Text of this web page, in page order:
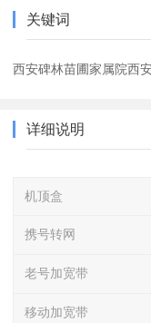
关键词
西安碑林苗圃家属院西
详细说明
机顶盒
携号转网
老号加宽带
移动加宽带